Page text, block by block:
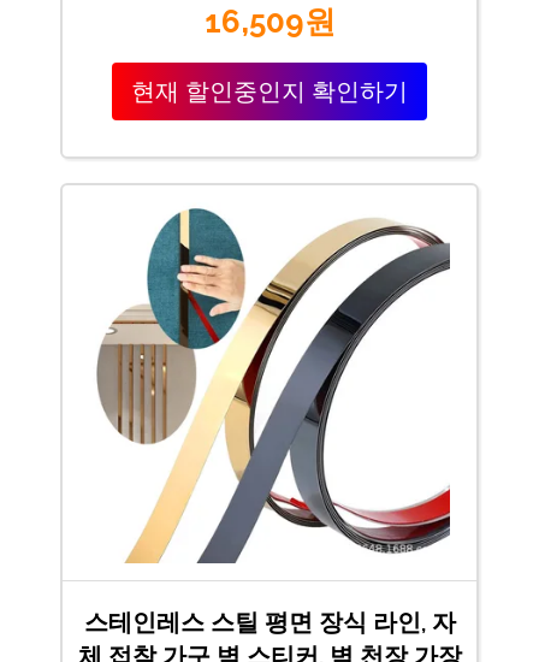
16,509원
현재 할인중인지 확인하기
스테인레스 스틸 평면 장식 라인, 자
체 접착 가구 벽 스티커, 벽 천장 가장